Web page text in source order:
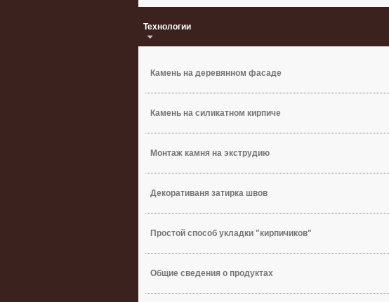
Технологии
Камень на деревянном фасаде
Камень на силикатном кирпиче
Монтаж камня на экструдию
Декоративаня затирка швов
Простой способ укладки "кирпичиков"
Общие сведения о продуктах